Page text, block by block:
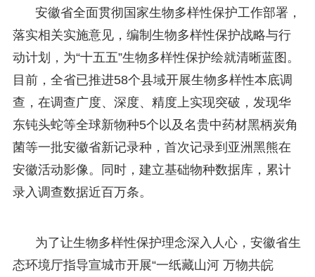
安徽省全面贯彻国家生物多样性保护工作部署，
落实相关实施意见，编制生物多样性保护战略与行
动计划，为“十五五”生物多样性保护绘就清晰蓝图。
目前，全省已推进58个县域开展生物多样性本底调
查，在调查广度、深度、精度上实现突破，发现华
东钝头蛇等全球新物种5个以及名贵中药材黑柄炭角
菌等一批安徽省新记录种，首次记录到亚洲黑熊在
安徽活动影像。同时，建立基础物种数据库，累计
录入调查数据近百万条。
为了让生物多样性保护理念深入人心，安徽省生
态环境厅指导宣城市开展“一纸藏山河 万物共皖